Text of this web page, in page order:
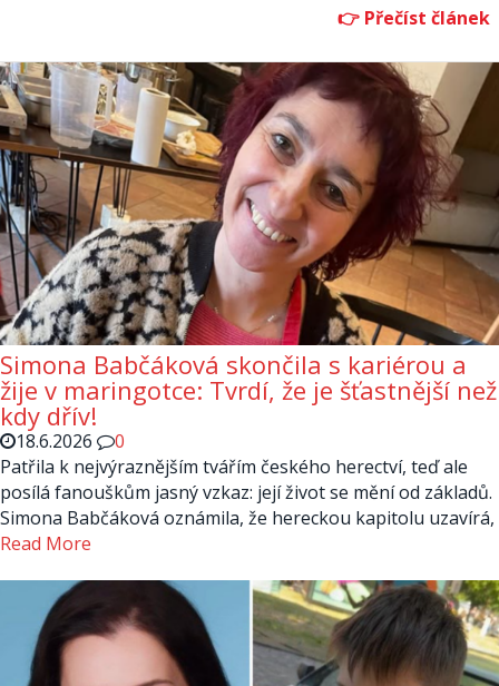
Simona Babčáková skončila s kariérou a
žije v maringotce: Tvrdí, že je šťastnější než
kdy dřív!
18.6.2026
0
Patřila k nejvýraznějším tvářím českého herectví, teď ale
posílá fanouškům jasný vzkaz: její život se mění od základů.
Simona Babčáková oznámila, že hereckou kapitolu uzavírá,
Read More